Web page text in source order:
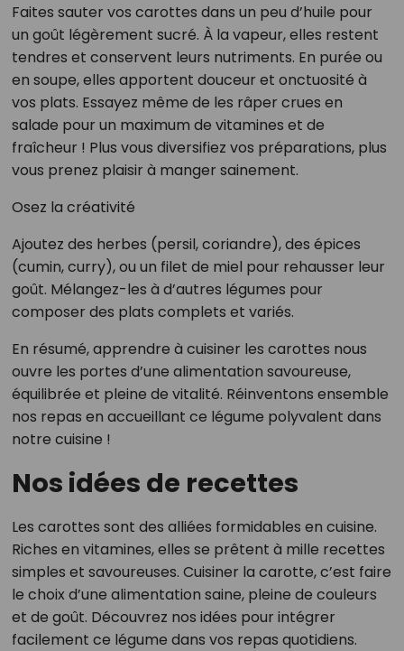
Faites sauter vos carottes dans un peu d’huile pour
un goût légèrement sucré. À la vapeur, elles restent
tendres et conservent leurs nutriments. En purée ou
en soupe, elles apportent douceur et onctuosité à
vos plats. Essayez même de les râper crues en
salade pour un maximum de vitamines et de
fraîcheur ! Plus vous diversifiez vos préparations, plus
vous prenez plaisir à manger sainement.
Osez la créativité
Ajoutez des herbes (persil, coriandre), des épices
(cumin, curry), ou un filet de miel pour rehausser leur
goût. Mélangez-les à d’autres légumes pour
composer des plats complets et variés.
En résumé, apprendre à cuisiner les carottes nous
ouvre les portes d’une alimentation savoureuse,
équilibrée et pleine de vitalité. Réinventons ensemble
nos repas en accueillant ce légume polyvalent dans
notre cuisine !
Nos idées de recettes
Les carottes sont des alliées formidables en cuisine.
Riches en vitamines, elles se prêtent à mille recettes
simples et savoureuses. Cuisiner la carotte, c’est faire
le choix d’une alimentation saine, pleine de couleurs
et de goût. Découvrez nos idées pour intégrer
facilement ce légume dans vos repas quotidiens.